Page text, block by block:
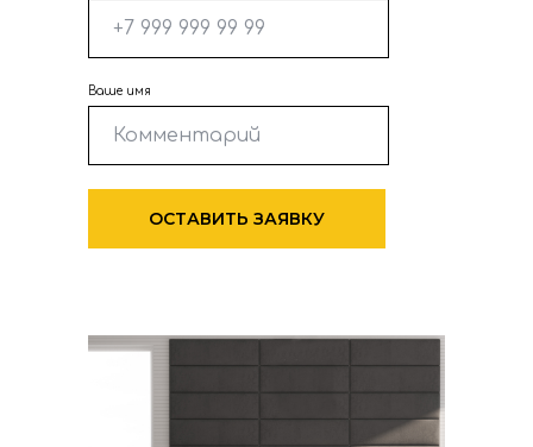
Ваше имя
ОСТАВИТЬ ЗАЯВКУ